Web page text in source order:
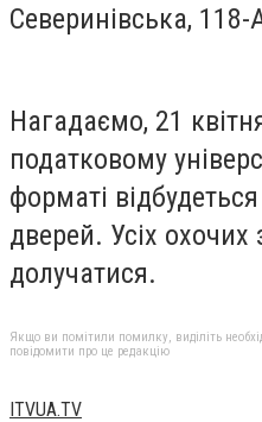
Северинівська, 118-
Нагадаємо, 21
податковому
форматі
дверей. Усіх
долучатися.
Якщо ви помітили помилку, виділіть
повідомити про це редакцію
ITVUA.TV